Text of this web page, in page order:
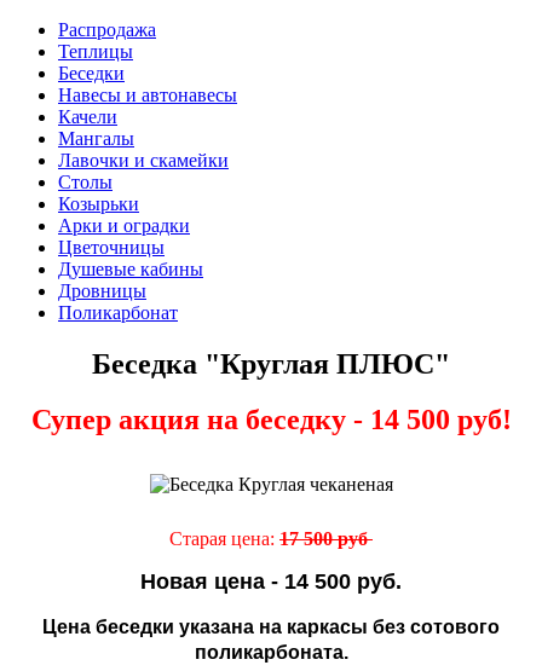
Распродажа
Теплицы
Беседки
Навесы и автонавесы
Качели
Мангалы
Лавочки и скамейки
Столы
Козырьки
Арки и оградки
Цветочницы
Душевые кабины
Дровницы
Поликарбонат
Беседка "Круглая ПЛЮС"
Супер акция на беседку - 14 500 руб!
Старая цена: 17 500 руб
Новая цена - 14 500 руб.
Цена беседки указана на каркасы без сотового
поликарбоната.